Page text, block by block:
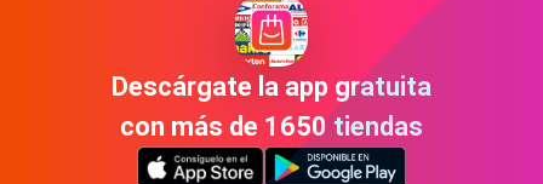
Descárgate la app gratuita
con más de 1650 tiendas